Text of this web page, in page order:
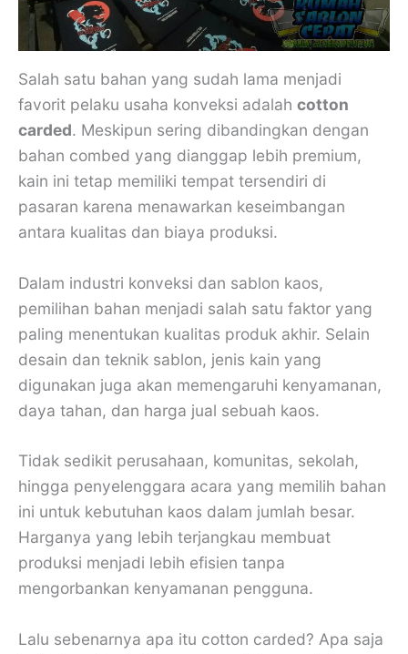
Salah satu bahan yang sudah lama menjadi
favorit pelaku usaha konveksi adalah cotton
carded. Meskipun sering dibandingkan dengan
bahan combed yang dianggap lebih premium,
kain ini tetap memiliki tempat tersendiri di
pasaran karena menawarkan keseimbangan
antara kualitas dan biaya produksi.
Dalam industri konveksi dan sablon kaos,
pemilihan bahan menjadi salah satu faktor yang
paling menentukan kualitas produk akhir. Selain
desain dan teknik sablon, jenis kain yang
digunakan juga akan memengaruhi kenyamanan,
daya tahan, dan harga jual sebuah kaos.
Tidak sedikit perusahaan, komunitas, sekolah,
hingga penyelenggara acara yang memilih bahan
ini untuk kebutuhan kaos dalam jumlah besar.
Harganya yang lebih terjangkau membuat
produksi menjadi lebih efisien tanpa
mengorbankan kenyamanan pengguna.
Lalu sebenarnya apa itu cotton carded? Apa saja